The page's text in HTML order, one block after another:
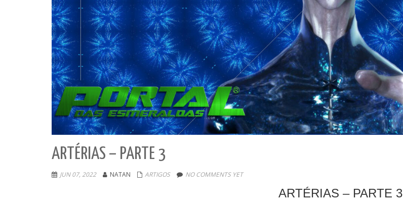
ARTÉRIAS – PARTE 3
JUN 07, 2022 NATAN ARTIGOS NO COMMENTS YET
ARTÉRIAS – PARTE 3